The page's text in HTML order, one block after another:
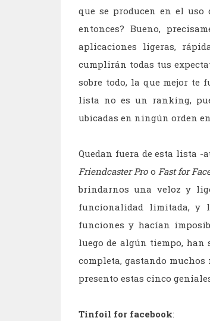
que se producen en el uso
entonces? Bueno,
aplicaciones ligeras,
cumplirán todas tus
sobre todo, la que mejor te
lista no es un ranking,
ubicadas en ningún orden
Quedan fuera de esta lista -
Friendcaster Proo Fast for
brindarnos una veloz y
funcionalidad limitada, y
funciones y hacían
luego de algún tiempo,
completa, gastando
presento estas cinco
Tinfoil for facebook: